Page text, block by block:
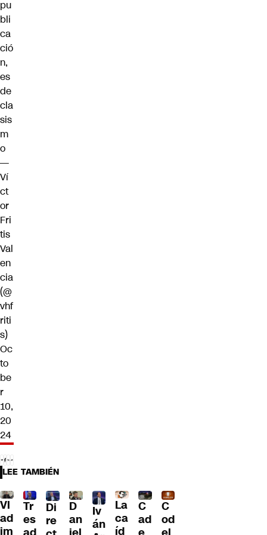
pu
bli
ca
ció
n,
es
de
cla
sis
m
o
—
Ví
ct
or
Fri
tis
Val
en
cia
(@
vhf
riti
s)
Oc
to
be
r
10,
20
24
LEE TAMBIÉN
Vl
ad
im
Tr
es
Di
re
D
an
Iv
án
La
ca
íd
C
ad
C
od